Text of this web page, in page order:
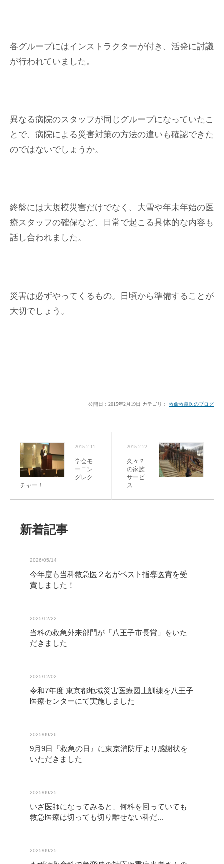
各グループにはインストラクターが付き、活発に討議
が行われていました。
異なる病院のスタッフが同じグループになっていたこ
とで、病院による災害対策の方法の違いも確認できた
のではないでしょうか。
終盤には大規模災害だけでなく、大雪や年末年始の医
療スタッフの確保など、日常で起こる具体的な内容も
話し合われました。
災害は必ずやってくるもの。日頃から準備することが
大切でしょう。
公開日： 2015年2月19日 カテゴリ： 救命救急医のブログ
2015.2.11
学会モ
ーニン
グレク
チャー！
2015.2.22
久々？
の家族
サービ
ス
新着記事
2026/05/14
今年度も当科救急医２名がベスト指導医賞を受
賞しました！
2025/12/22
当科の救急外来部門が「八王子市長賞」をいた
だきました
2025/12/02
令和7年度 東京都地域災害医療図上訓練を八王子
医療センターにて実施しました
2025/09/26
9月9日『救急の日』に東京消防庁より感謝状を
いただきました
2025/09/25
いざ医師になってみると、何科を回っていても
救急医療は切っても切り離せない科だ...
2025/09/25